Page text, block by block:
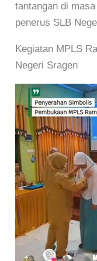
tantangan di
penerus SLB
Kegiatan MPLS
Negeri Sragen